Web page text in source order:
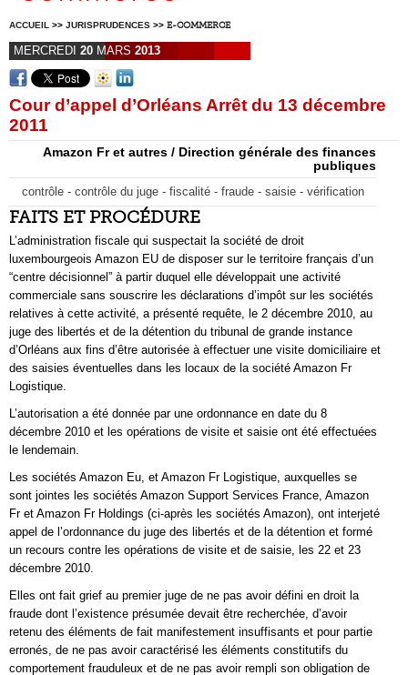
ACCUEIL >> JURISPRUDENCES >> E-COMMERCE
MERCREDI 20 MARS 2013
Cour d’appel d’Orléans Arrêt du 13 décembre
2011
Amazon Fr et autres / Direction générale des finances
publiques
contrôle - contrôle du juge - fiscalité - fraude - saisie - vérification
FAITS ET PROCÉDURE
L’administration fiscale qui suspectait la société de droit
luxembourgeois Amazon EU de disposer sur le territoire français d’un
“centre décisionnel” à partir duquel elle développait une activité
commerciale sans souscrire les déclarations d’impôt sur les sociétés
relatives à cette activité, a présenté requête, le 2 décembre 2010, au
juge des libertés et de la détention du tribunal de grande instance
d’Orléans aux fins d’être autorisée à effectuer une visite domiciliaire et
des saisies éventuelles dans les locaux de la société Amazon Fr
Logistique.
L’autorisation a été donnée par une ordonnance en date du 8
décembre 2010 et les opérations de visite et saisie ont été effectuées
le lendemain.
Les sociétés Amazon Eu, et Amazon Fr Logistique, auxquelles se
sont jointes les sociétés Amazon Support Services France, Amazon
Fr et Amazon Fr Holdings (ci-après les sociétés Amazon), ont interjeté
appel de l’ordonnance du juge des libertés et de la détention et formé
un recours contre les opérations de visite et de saisie, les 22 et 23
décembre 2010.
Elles ont fait grief au premier juge de ne pas avoir défini en droit la
fraude dont l’existence présumée devait être recherchée, d’avoir
retenu des éléments de fait manifestement insuffisants et pour partie
erronés, de ne pas avoir caractérisé les éléments constitutifs du
comportement frauduleux et de ne pas avoir rempli son obligation de